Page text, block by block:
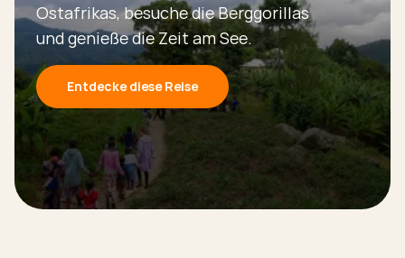
Ostafrikas, besuche die Berggorillas
und genieße die Zeit am See.
Entdecke diese Reise